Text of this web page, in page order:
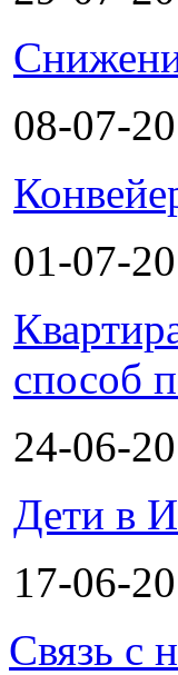
08-07-
01-07-
способ
24-06-
Дети в
17-06-
Связь с